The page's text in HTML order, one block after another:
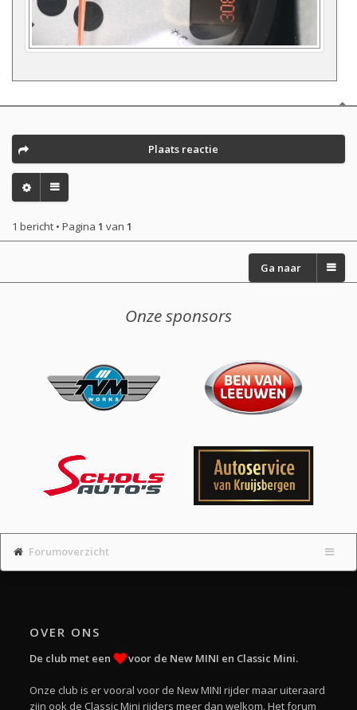
Plaats reactie
1 bericht • Pagina 1 van 1
Ga naar
Onze sponsors
Forumoverzicht
OVER ONS
De club met een voor de New MINI en Classic Mini.
Onze club is er vooral voor de New MINI rijder maar uiteraard
zijn ook de Classic Mini rijders meer dan welkom. Het forum